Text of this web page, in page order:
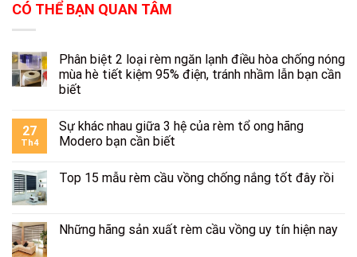
CÓ THỂ BẠN QUAN TÂM
Phân biệt 2 loại rèm ngăn lạnh điều hòa chống nóng
mùa hè tiết kiệm 95% điện, tránh nhầm lẫn bạn cần
biết
27
Th4
Sự khác nhau giữa 3 hệ của rèm tổ ong hãng
Modero bạn cần biết
Top 15 mẫu rèm cầu vồng chống nắng tốt đây rồi
Những hãng sản xuất rèm cầu vồng uy tín hiện nay